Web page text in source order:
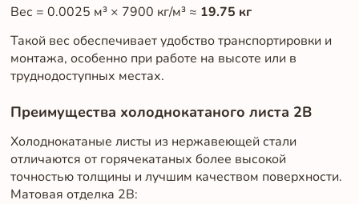
Вес = 0.0025 м³ × 7900 кг/м³ ≈ 19.75 кг
Такой вес обеспечивает удобство транспортировки и
монтажа, особенно при работе на высоте или в
труднодоступных местах.
Преимущества холоднокатаного листа 2B
Холоднокатаные листы из нержавеющей стали
отличаются от горячекатаных более высокой
точностью толщины и лучшим качеством поверхности.
Матовая отделка 2B: